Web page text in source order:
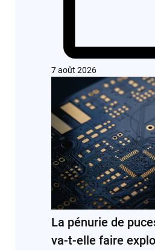
7 août 2026
La pénurie de
va-t-elle faire